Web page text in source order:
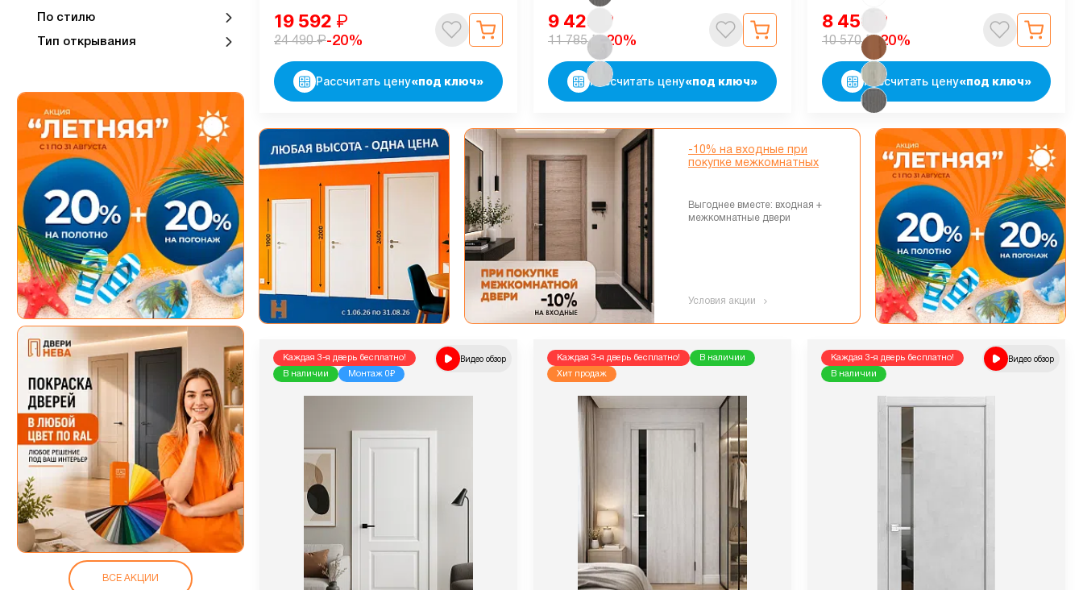
По стилю
Тип открывания
ВСЕ АКЦИИ
19 592 ₽
24 490₽-20%
Рассчитать цену«под ключ»
9 428 ₽
11 785₽ -20%
Рассчитать цену«под ключ»
8 456 ₽
10 570₽ -20%
Рассчитать цену«под ключ»
-10% на входные при
покупке межкомнатных
Выгоднее вместе: входная +
межкомнатные двери
Условия акции
Каждая 3-я дверь бесплатно!
В наличии
Монтаж 0₽
Видео обзор Каждая 3-я дверь бесплатно!
В наличии
Хит продаж
Каждая 3-я дверь бесплатно!
В наличии
Видео обзор